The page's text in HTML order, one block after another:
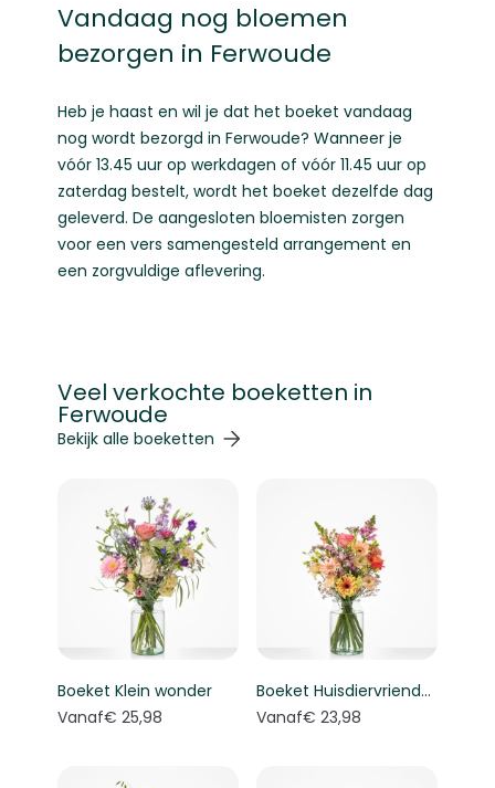
Vandaag nog bloemen
bezorgen in Ferwoude
Heb je haast en wil je dat het boeket vandaag
nog wordt bezorgd in Ferwoude? Wanneer je
vóór 13.45 uur op werkdagen of vóór 11.45 uur op
zaterdag bestelt, wordt het boeket dezelfde dag
geleverd. De aangesloten bloemisten zorgen
voor een vers samengesteld arrangement en
een zorgvuldige aflevering.
Veel verkochte boeketten in
Ferwoude
Navigeren door de elementen van de carrousel is
Druk om carrousel over te slaan
Bekijk alle boeketten
Boeket Klein wonder
Vanaf€ 25,98
Boeket Huisdiervriendelijk boeket
Vanaf€ 23,98